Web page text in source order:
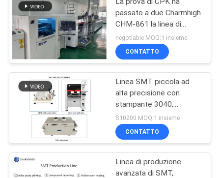
SITO
POLITICA
SULLA
PRIVACY
passato a due Charmhigh
CHM-861 la linea di
produzione completa di
SMT IPC9850 26000cph
negotiable MOQ:1 insieme
CONTATTO
Linea SMT piccola ad
alta precisione con
stampante 3040,
montatore CHM-551 e
forno T961
$10200 MOQ:1 insieme
CONTATTO
Linea di produzione
avanzata di SMT,